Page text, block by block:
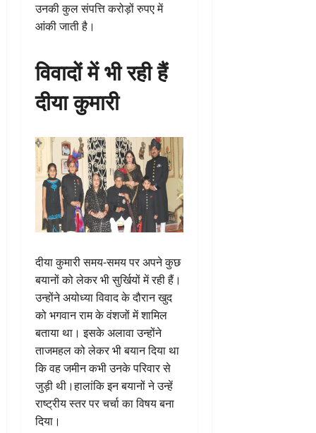
उनकी कुल संपत्ति करोड़ों रुपए में
आंकी जाती है।
विवादों में भी रही हैं
दीया कुमारी
दीया कुमारी समय-समय पर अपने कुछ
बयानों को लेकर भी सुर्खियों में रही हैं।
उन्होंने अयोध्या विवाद के दौरान खुद
को भगवान राम के वंशजों में शामिल
बताया था। इसके अलावा उन्होंने
ताजमहल को लेकर भी बयान दिया था
कि वह जमीन कभी उनके परिवार से
जुड़ी थी।हालांकि इन बयानों ने उन्हें
राष्ट्रीय स्तर पर चर्चा का विषय बना
दिया।